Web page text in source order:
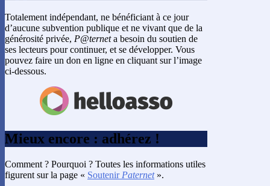
Totalement indépendant, ne bénéficiant à ce jour
d’aucune subvention publique et ne vivant que de la
générosité privée, P@terneta besoin du soutien de
ses lecteurs pour continuer, et se développer. Vous
pouvez faire un don en ligne en cliquant sur l’image
ci-dessous.
Mieux encore : adhérez !
Comment ? Pourquoi ? Toutes les informations utiles
figurent sur la page « Soutenir Paternet».